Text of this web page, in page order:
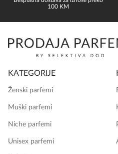
100 KM
KATEGORIJE
Ženski parfemi
Muški parfemi
Niche parfemi
Unisex parfemi